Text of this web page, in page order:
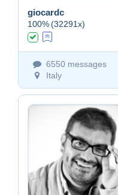
giocardc
100%(32291x)
6550 messages
Italy